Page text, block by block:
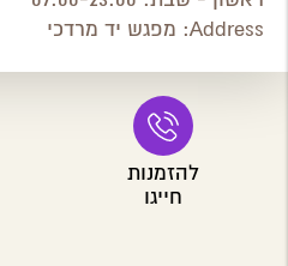
Address: מפגש יד מרדכי
להזמנות
חייגו